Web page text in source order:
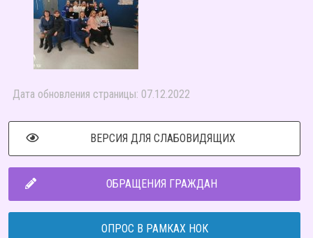
Дата обновления страницы: 07.12.2022
ВЕРСИЯ ДЛЯ СЛАБОВИДЯЩИХ
ОБРАЩЕНИЯ ГРАЖДАН
ОПРОС В РАМКАХ НОК